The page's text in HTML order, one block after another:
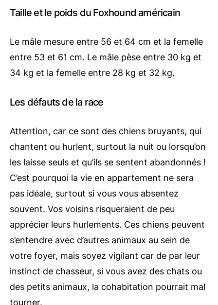
Taille et le poids du Foxhound américain
Le mâle mesure entre 56 et 64 cm et la femelle
entre 53 et 61 cm. Le mâle pèse entre 30 kg et
34 kg et la femelle entre 28 kg et 32 kg.
Les défauts de la race
Attention, car ce sont des chiens bruyants, qui
chantent ou hurlent, surtout la nuit ou lorsqu’on
les laisse seuls et qu’ils se sentent abandonnés !
C’est pourquoi la vie en appartement ne sera
pas idéale, surtout si vous vous absentez
souvent. Vos voisins risqueraient de peu
apprécier leurs hurlements. Ces chiens peuvent
s’entendre avec d’autres animaux au sein de
votre foyer, mais soyez vigilant car de par leur
instinct de chasseur, si vous avez des chats ou
des petits animaux, la cohabitation pourrait mal
tourner.